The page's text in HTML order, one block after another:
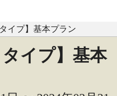
イプ】基本プラン
タイプ】基本